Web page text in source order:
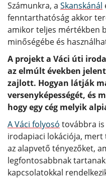
Számunkra, a Skanskánál
fenntarthatóság akkor
amikor teljes mértékben
minőségébe és
A projekt a Váci úti
az elmúlt években
zajlott. Hogyan látják
versenyképességét, és
hogy egy cég melyik
A Váci folyosó továbbra
irodapiaci lokációja,
az alapvető tényezőket,
legfontosabbnak
kapcsolatokkal